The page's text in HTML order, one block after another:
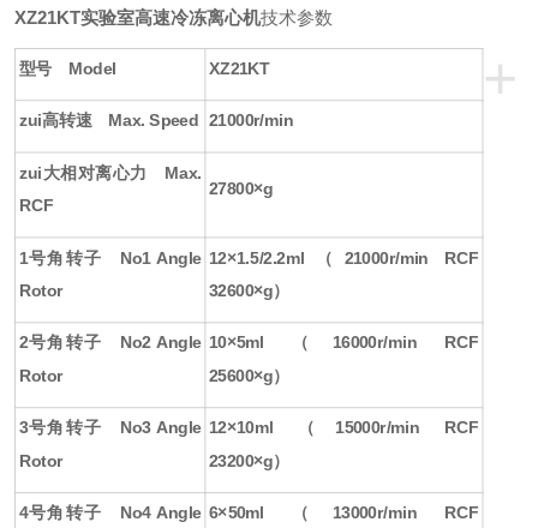
XZ21KT实验室高速冷冻离心机技术参数
+
型号 Model XZ21KT
zui高转速 Max. Speed 21000r/min
zui大相对离心力 Max.
RCF
27800×g
1号角转子 No1 Angle
Rotor
12×1.5/2.2ml（21000r/min RCF
32600×g）
2号角转子 No2 Angle
Rotor
10×5ml （16000r/min RCF
25600×g）
3号角转子 No3 Angle
Rotor
12×10ml （15000r/min RCF
23200×g）
4号角转子 No4 Angle 6×50ml （13000r/min RCF